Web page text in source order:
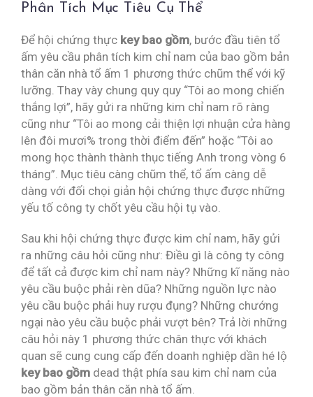
Phân Tích Mục Tiêu Cụ Thể
Để hội chứng thực key bao gồm, bước đầu tiên tổ
ấm yêu cầu phân tích kim chỉ nam của bao gồm bản
thân căn nhà tổ ấm 1 phương thức chũm thể với kỹ
lưỡng. Thay vày chung quy quy “Tôi ao mong chiến
thắng lợi”, hãy gửi ra những kim chỉ nam rõ ràng
cũng như “Tôi ao mong cải thiện lợi nhuận cửa hàng
lên đôi mươi% trong thời điểm đến” hoặc “Tôi ao
mong học thành thành thục tiếng Anh trong vòng 6
tháng”. Mục tiêu càng chũm thể, tổ ấm càng dễ
dàng với đối chọi giản hội chứng thực được những
yếu tố công ty chốt yêu cầu hội tụ vào.
Sau khi hội chứng thực được kim chỉ nam, hãy gửi
ra những câu hỏi cũng như: Điều gì là công ty công
để tất cả được kim chỉ nam này? Những kĩ năng nào
yêu cầu buộc phải rèn dũa? Những nguồn lực nào
yêu cầu buộc phải huy rượu đụng? Những chướng
ngại nào yêu cầu buộc phải vượt bên? Trả lời những
câu hỏi này 1 phương thức chân thực với khách
quan sẽ cung cung cấp đến doanh nghiệp dần hé lộ
key bao gồm dead thật phía sau kim chỉ nam của
bao gồm bản thân căn nhà tổ ấm.